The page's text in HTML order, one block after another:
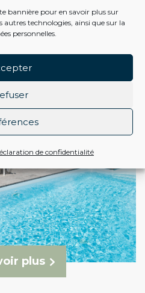
bannière pour en savoir plus sur
autres technologies, ainsi que sur la
personnelles.
de confidentialité
plus